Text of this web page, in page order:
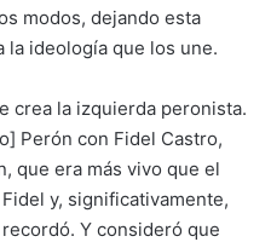
modos, dejando esta
la ideología que los une.
crea la izquierda peronista.
Perón con Fidel Castro,
que era más vivo que el
y, significativamente,
Y consideró que